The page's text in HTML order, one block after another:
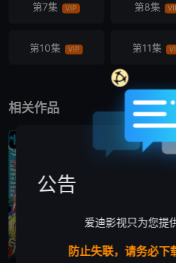
第7集 VIP 第8集
第10集 VIP 第11集
相关作品
更新至第1172集
公告
爱迪影视只为您提
防止失联，请务必下